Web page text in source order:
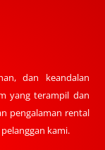
dan keandalan
yang terampil dan
pengalaman rental
kami.